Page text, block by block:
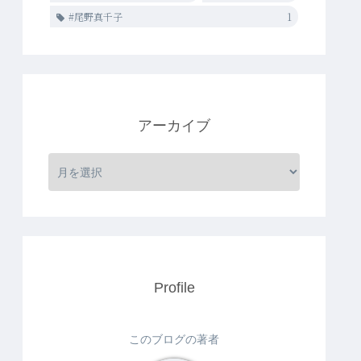
#尾野真千子
1
アーカイブ
Profile
このブログの著者